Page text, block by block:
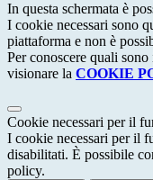
In questa schermata è
I cookie necessari sono
piattaforma e non è
Per conoscere quali
visionare la COOKIE
Cookie necessari per il
I cookie necessari per il
disabilitati. È possibile
policy.